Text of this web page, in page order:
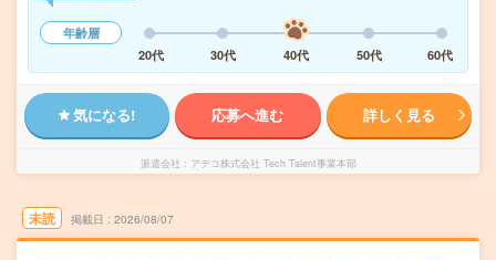
年齢層
20代
30代 40代 50代 60代
気になる! 応募へ進む 詳しく見る
派遣会社 アデコ株式会社 Tech Talent事業本部
未読 掲載日 2026/08/07